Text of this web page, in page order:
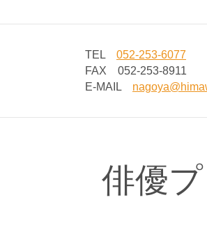
TEL 052-253-6077
FAX 052-253-8911
E-MAIL
俳優